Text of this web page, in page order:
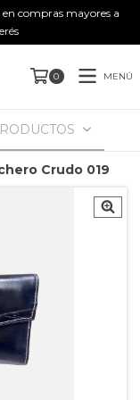
compras mayores a
0 MENÚ
Crudo 019